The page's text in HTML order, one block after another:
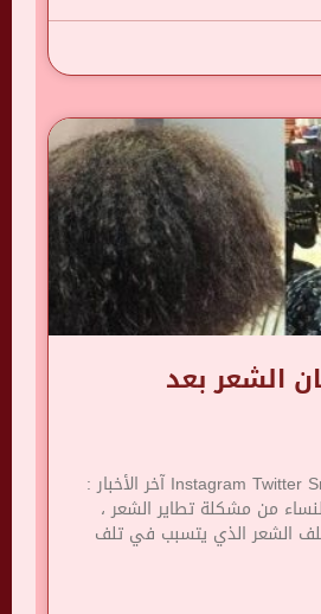
الشعر بعد
Instagram Twitter Snapchat Youtube آخر الأخبار :
من مشكلة تطاير الشعر ،
الشعر الذي يتسبب في تلف